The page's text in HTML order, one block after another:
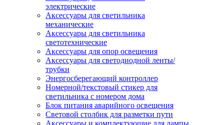
электрические
Аксессуары для светильника
механические
Аксессуары для светильника
светотехнические
Аксессуары для опор освещения
Аксессуары для светодиодной ленты/
трубки
Энергосберегающий контроллер
Номерной/текстовый стикер для
светильника с номером дома
Блок питания аварийного освещения
Световой столбик для разметки пути
Аксессуары и комплектующие для лампы